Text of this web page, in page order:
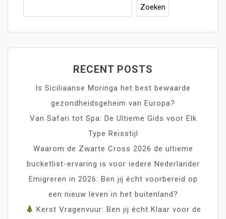
Zoeken
RECENT POSTS
Is Siciliaanse Moringa het best bewaarde
gezondheidsgeheim van Europa?
Van Safari tot Spa: De Ultieme Gids voor Elk
Type Reisstijl
Waarom de Zwarte Cross 2026 de ultieme
bucketlist-ervaring is voor iedere Nederlander
Emigreren in 2026: Ben jij écht voorbereid op
een nieuw leven in het buitenland?
Kerst Vragenvuur: Ben jij écht Klaar voor de